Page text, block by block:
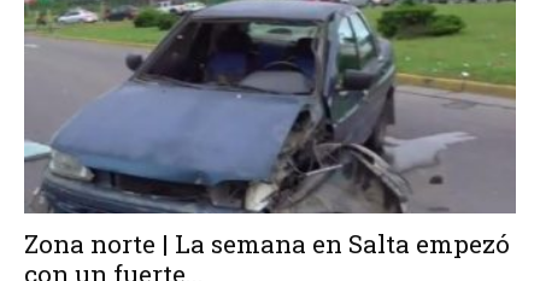
Zona norte | La semana en Salta empezó
con un fuerte...